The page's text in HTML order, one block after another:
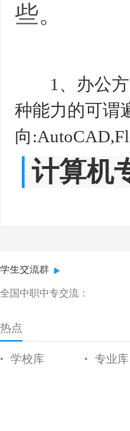
些。
1、办公方
种能力的可
向
计算机
学生交流群
全国中职中专交流：
热点
• 学校库 • 专业库